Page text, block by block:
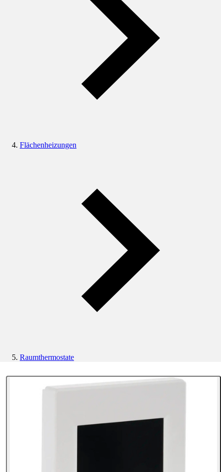
Flächenheizungen
Raumthermostate